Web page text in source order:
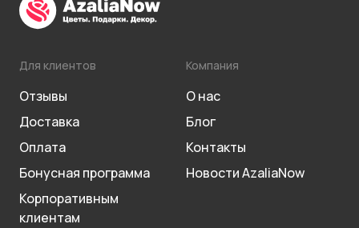
Для клиентов
Отзывы
Доставка
Оплата
Бонусная программа
Корпоративным
клиентам
Компания
О нас
Блог
Контакты
Новости AzaliaNow